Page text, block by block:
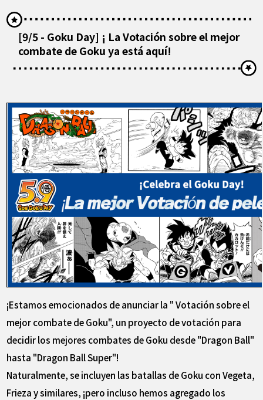
[9/5 - Goku Day] ¡ La Votación sobre el mejor
combate de Goku ya está aquí!
¡Estamos emocionados de anunciar la " Votación sobre el
mejor combate de Goku", un proyecto de votación para
decidir los mejores combates de Goku desde "Dragon Ball"
hasta "Dragon Ball Super"!
Naturalmente, se incluyen las batallas de Goku con Vegeta,
Frieza y similares, ¡pero incluso hemos agregado los